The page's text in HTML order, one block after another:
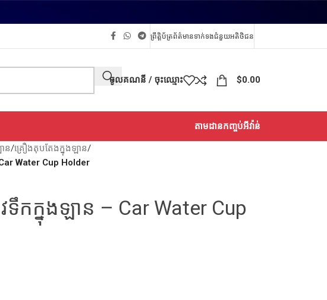
ព្រឹត្តិប័ត្រព័ត៌មានទាក់ទងជំនួយអតិថិជន
ចូលគណនី / ចុះឈ្មោះ $0.00
តាមដានកញ្ចប់អីវ៉ាន់
ន/គ្រឿងតុបតែងក្នុងឡាន/
Water Cup Holder
ទឹកក្នុងឡាន – Car Water Cup